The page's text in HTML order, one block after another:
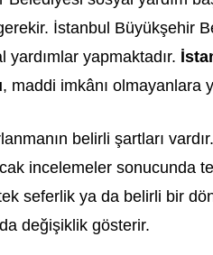
İstanbul Büyükşehir
yapmaktadır.
, maddi imkânı olmayanlara
belirli şartları
incelemeler sonucunda
seferlik ya da belirli bir
değişiklik gösterir.